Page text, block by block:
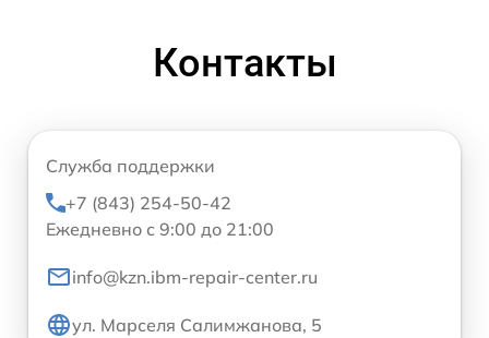
Контакты
Служба поддержки
+7 (843) 254-50-42
Ежедневно с 9:00 до 21:00
info@kzn.ibm-repair-center.ru
ул. Марселя Салимжанова, 5